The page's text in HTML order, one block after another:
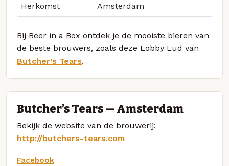
Herkomst Amsterdam
Bij Beer in a Box ontdek je de mooiste bieren van
de beste brouwers, zoals deze Lobby Lud van
Butcher’s Tears.
Butcher’s Tears — Amsterdam
Bekijk de website van de brouwerij:
http://butchers-tears.com
Facebook